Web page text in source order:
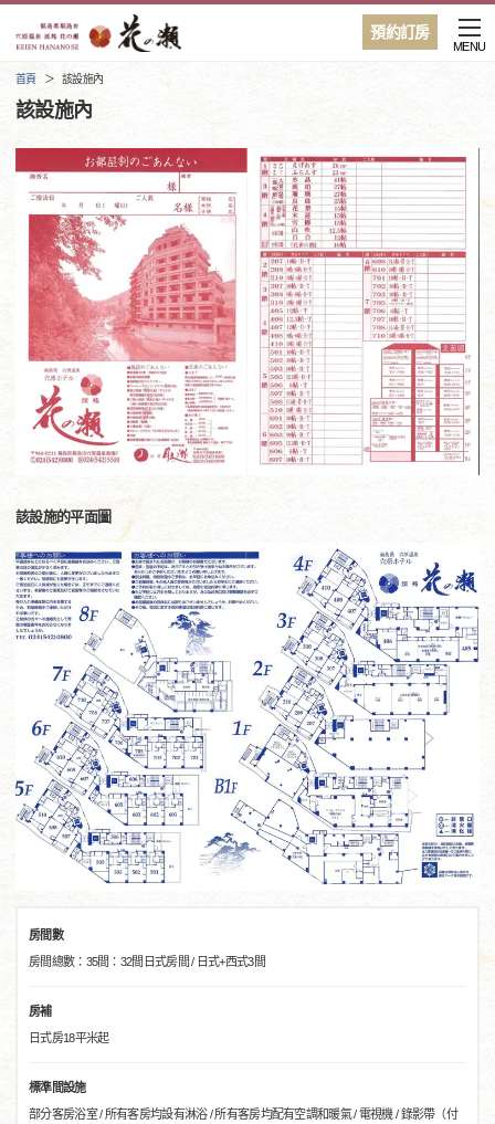
預約訂房
MENU
首頁 該設施內
該設施內
該設施的平面圖
房間數
房間總數：35間：32間日式房間 / 日式+西式3間
房補
日式房18平米起
標準間設施
部分客房浴室 / 所有客房均設有淋浴 / 所有客房均配有空調和暖氣 / 電視機 / 錄影帶（付